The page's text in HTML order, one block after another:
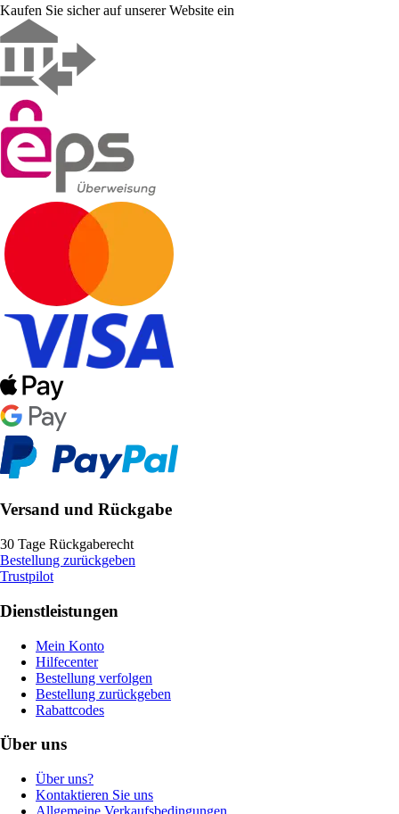
Kaufen Sie sicher auf unserer Website ein
Versand und Rückgabe
30 Tage Rückgaberecht
Bestellung zurückgeben
Trustpilot
Dienstleistungen
Mein Konto
Hilfecenter
Bestellung verfolgen
Bestellung zurückgeben
Rabattcodes
Über uns
Über uns?
Kontaktieren Sie uns
Allgemeine Verkaufsbedingungen